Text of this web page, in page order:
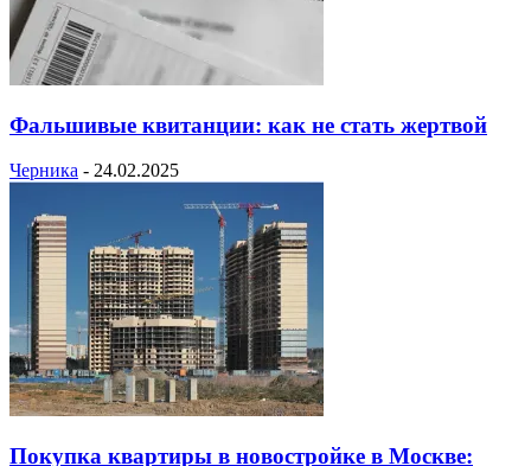
Фальшивые квитанции: как не стать жертвой
Черника - 24.02.2025
Покупка квартиры в новостройке в Москве: